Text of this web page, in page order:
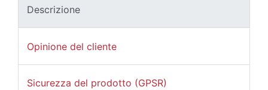
Descrizione
Opinione del cliente
Sicurezza del prodotto (GPSR)